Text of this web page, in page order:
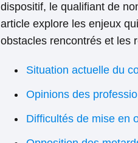
dispositif, le qualifiant de
article explore les enjeux
obstacles rencontrés et les
Situation actuelle du
Opinions des
Difficultés de mise en